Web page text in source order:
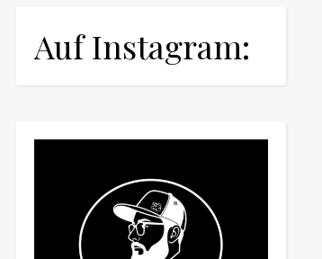
Auf Instagram: